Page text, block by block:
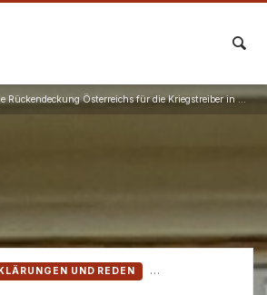
Österreichs für die Kriegstreiber in Washington und Tel-Aviv!
UND REDEN